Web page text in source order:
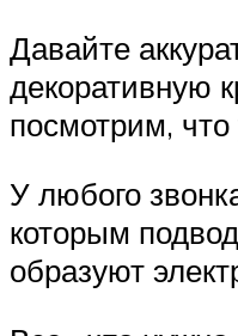
Давайте
декоративную
посмотрим, что
У любого
которым
образуют